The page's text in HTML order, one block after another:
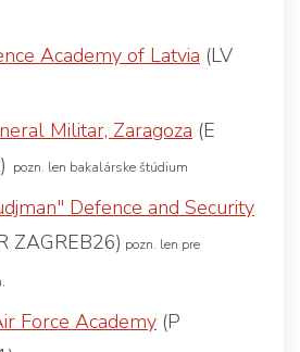
Academy of Latvia (LV
Militar, Zaragoza (E
pozn. len bakalárske štúdium
Defence and Security
ZAGREB26) pozn. len pre
Force Academy (P